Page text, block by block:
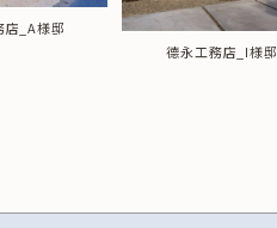
店_A様邸
德永工務店_I様邸